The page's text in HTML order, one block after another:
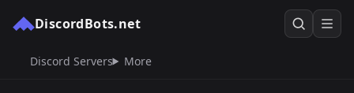
DiscordBots.net
Discord Servers More